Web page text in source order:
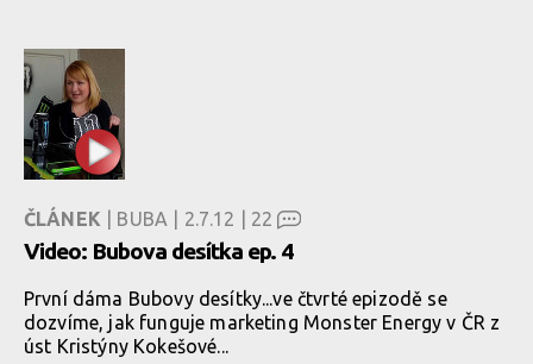
ČLÁNEK | BUBA | 2.7.12 | 22
Video: Bubova desítka ep. 4
První dáma Bubovy desítky...ve čtvrté epizodě se
dozvíme, jak funguje marketing Monster Energy v ČR z
úst Kristýny Kokešové...